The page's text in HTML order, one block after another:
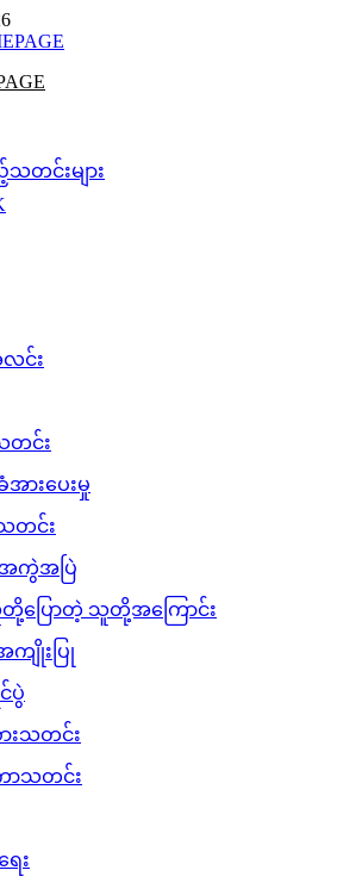
င်းများ
လင်း
င်း
ားပေးမှု
တင်း
ကွဲအပြဲ
ပြောတဲ့ သူတို့အကြောင်း
ကျိုးပြု
ပွဲ
းသတင်း
ာသတင်း
ေး